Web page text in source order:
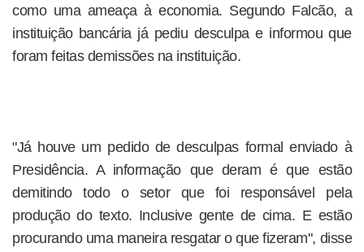
como uma ameaça à economia. Segundo Falcão, a
instituição bancária já pediu desculpa e informou que
foram feitas demissões na instituição.
"Já houve um pedido de desculpas formal enviado à
Presidência. A informação que deram é que estão
demitindo todo o setor que foi responsável pela
produção do texto. Inclusive gente de cima. E estão
procurando uma maneira resgatar o que fizeram", disse